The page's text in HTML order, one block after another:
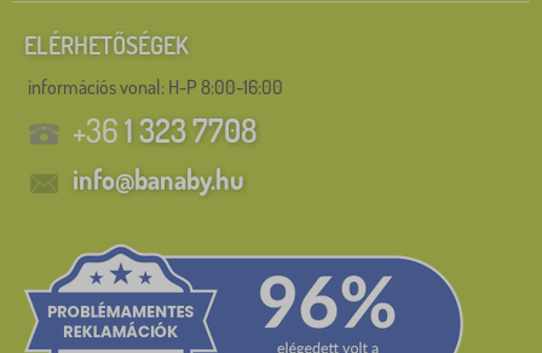
ELÉRHETŐSÉGEK
információs vonal: H-P 8:00-16:00
+361 323 7708
info@banaby.hu